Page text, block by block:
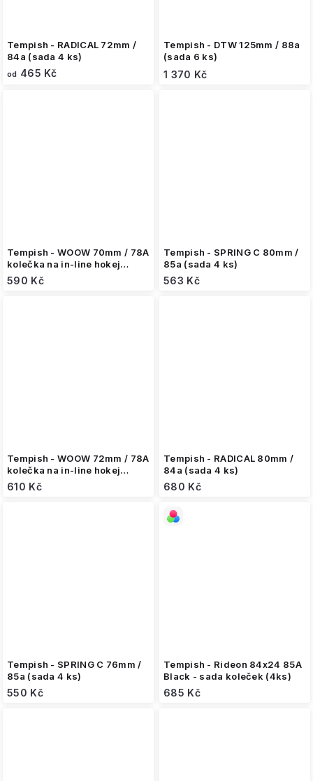
Tempish - RADICAL 72mm /
84a (sada 4 ks)
od 465 Kč
Tempish - DTW 125mm / 88a
(sada 6 ks)
1 370 Kč
Tempish - WOOW 70mm / 78A
kolečka na in-line hokej
(sada 4 ks)
590 Kč
Tempish - SPRING C 80mm /
85a (sada 4 ks)
563 Kč
Tempish - WOOW 72mm / 78A
kolečka na in-line hokej
(sada 4 ks)
610 Kč
Tempish - RADICAL 80mm /
84a (sada 4 ks)
680 Kč
Tempish - SPRING C 76mm /
85a (sada 4 ks)
550 Kč
Tempish - Rideon 84x24 85A
Black - sada koleček (4ks)
685 Kč